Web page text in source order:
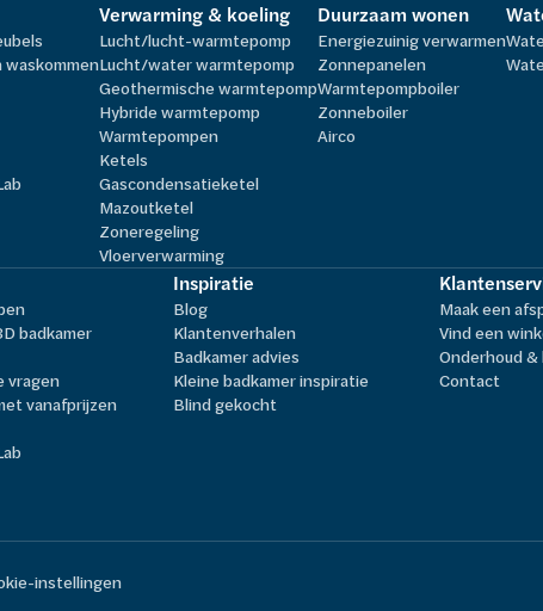
waskommen
Verwarming & koeling
Lucht/lucht-warmtepomp
Lucht/water warmtepomp
Geothermische warmtepomp
Hybride warmtepomp
Warmtepompen
Ketels
Gascondensatieketel
Mazoutketel
Zoneregeling
Vloerverwarming
Duurzaam wonen
Energiezuinig verwarmen
Zonnepanelen
Warmtepompboiler
Zonneboiler
Airco
badkamer
vragen
vanafprijzen
Inspiratie
Blog
Klantenverhalen
Badkamer advies
Kleine badkamer inspiratie
Blind gekocht
Maak een
Vind een
Onderhoud
Contact
instellingen